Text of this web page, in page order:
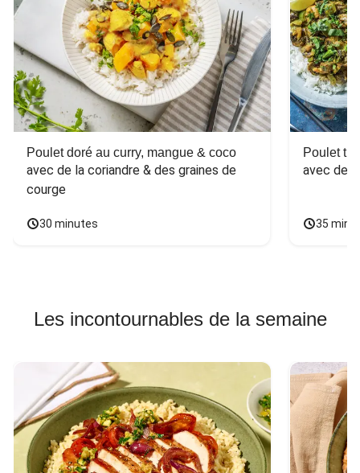
Poulet doré au curry, mangue & coco
avec de la coriandre & des graines de
courge
30 minutes
Poulet
avec des
35
Les incontournables de la semaine